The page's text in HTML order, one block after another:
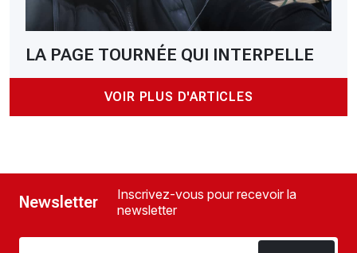
LA PAGE TOURNÉE QUI INTERPELLE
VOIR PLUS D'ARTICLES
Newsletter
Inscrivez-vous pour recevoir la
newsletter